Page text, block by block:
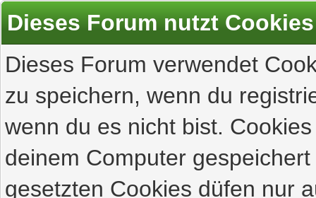
Dieses Forum nutzt Cookies
Dieses Forum verwendet
zu speichern, wenn du
wenn du es nicht bist.
deinem Computer
gesetzten Cookies düfen nur